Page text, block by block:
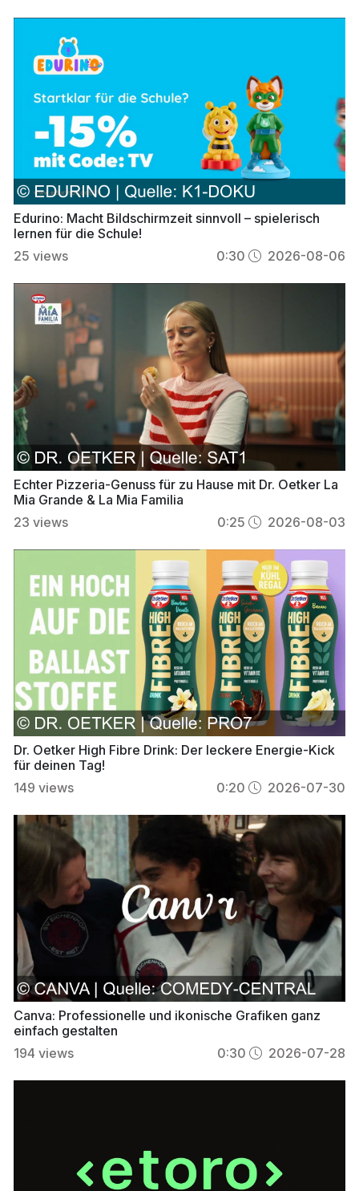
Edurino: Macht Bildschirmzeit sinnvoll – spielerisch
lernen für die Schule!
25 views 0:30 2026-08-06
Echter Pizzeria-Genuss für zu Hause mit Dr. Oetker La
Mia Grande & La Mia Familia
23 views 0:25 2026-08-03
Dr. Oetker High Fibre Drink: Der leckere Energie-Kick
für deinen Tag!
149 views 0:20 2026-07-30
Canva: Professionelle und ikonische Grafiken ganz
einfach gestalten
194 views 0:30 2026-07-28